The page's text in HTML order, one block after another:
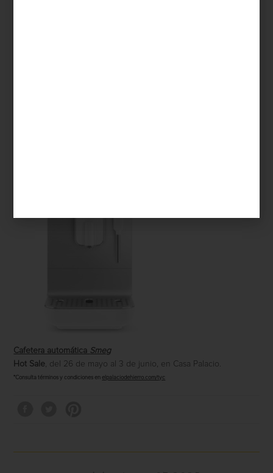
Cafetera automática Smeg
Hot Sale , del 26 de mayo al 3 de junio, en Casa Palacio.
*Consulta términos y condiciones en elpalaciodehierro.com/tyc